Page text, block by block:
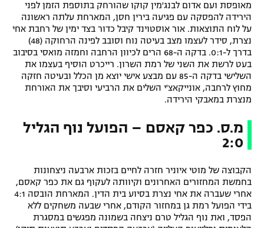
מאופסת ועם אדום לבנג'מין קוקו שהורחק בתוספת הזמן לפני
הירידה להפסקה עם פגיעה בירין חסן, המארחת עלתה ראשונה
על לוח התוצאות. אור אוסטוינד קיבל כדור בצד ימין של רחבת אחי
נצרת, סידר לעצמו מצב בעיטה נוח וסובב לפינה הרחוקה (48)
בדרך ל-0:1. בדקה ה-68 הרים לכיוון הרחבה וחמזה מואסי בסיבוב
בעט לרשת את השני של רמת השרון. רייכרט הוסיף בעצמו את
השלישי בדקה ה-85 עם מבצע אישי יוצא מן הכלל ובעיטה חזקה
מחוץ לרחבה, אונייקאצ'י השלים את הרביעי וסיבך את האורחת
מנצרת במאבקי הירידה.
מ.ס. כפר קאסם – הפועל נוף הגליל
2:0
הקבוצה של מוטי איוניר חזרה לחיים בזכות ארבעה ניצחונות
בחמשת המחזורים האחרונים וקיוותה לעקוף גם את כפר קאסם,
אחרי שעברה את אחי נצרת בסיוע בית הדין. המארחת הובסה 4:1
בידי הפועל רמת גן במחזור הקודם, אחרי שבעה משחקים ללא
הפסד, ואת נוף הגליל טרם ניצחה בשמונה מפגשים במסגרת